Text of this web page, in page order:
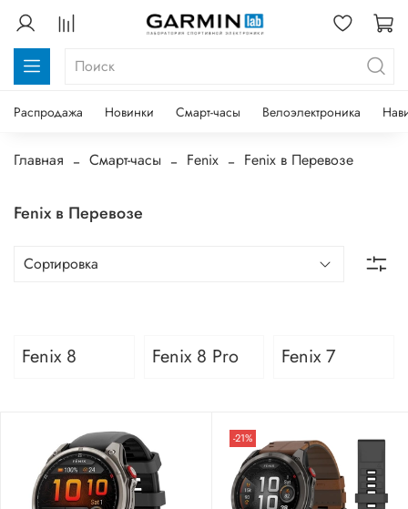
Распродажа Новинки Смарт-часы Велоэлектроника
Главная Смарт-часы Fenix Fenix в Перевозе
Fenix в Перевозе
Fenix 8 Fenix 8 Pro Fenix 7
-21%